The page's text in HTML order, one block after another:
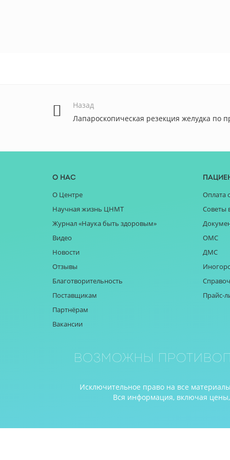
Назад
Лапароскопическая резекция желудка по
О нас
О Центре
Научная жизнь ЦНМТ
Журнал «Наука быть здоровым»
Видео
Новости
Отзывы
Благотворительность
Поставщикам
Партнёрам
Вакансии
Оплата
Советы
ОМС
ДМС
Прайс-
Возможны
Исключительное право на все
Вся информация, включая цены,